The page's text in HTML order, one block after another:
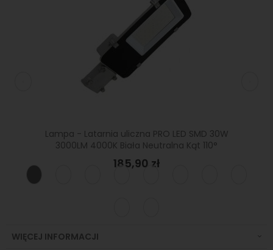
Lampa - Latarnia uliczna PRO LED SMD 30W
3000LM 4000K Biała Neutralna Kąt 110°
185,90 zł
WIĘCEJ INFORMACJI